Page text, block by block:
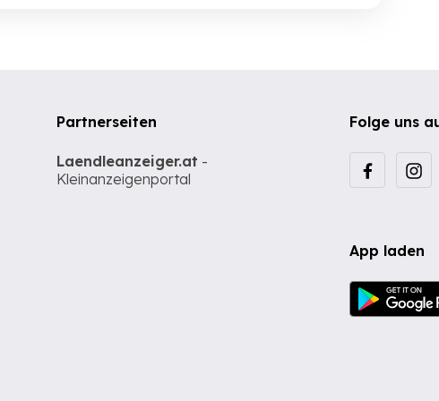
Folge uns
App laden
Partnerseiten
Laendleanzeiger.at -
Kleinanzeigenportal